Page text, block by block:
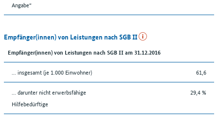
Angabe“
Empfänger(innen) von Leistungen nach SGB II
Empfänger(innen) von Leistungen nach SGB II am 31.12.2016
... insgesamt (je 1.000 Einwohner) 61,6
... darunter nicht erwerbsfähige
Hilfebedürftige
29,4 %